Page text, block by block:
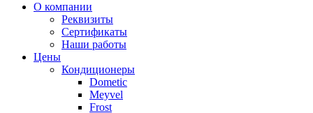
вверх
О компании
Реквизиты
Сертификаты
Наши работы
Цены
Кондиционеры
Dometic
Meyvel
Frost